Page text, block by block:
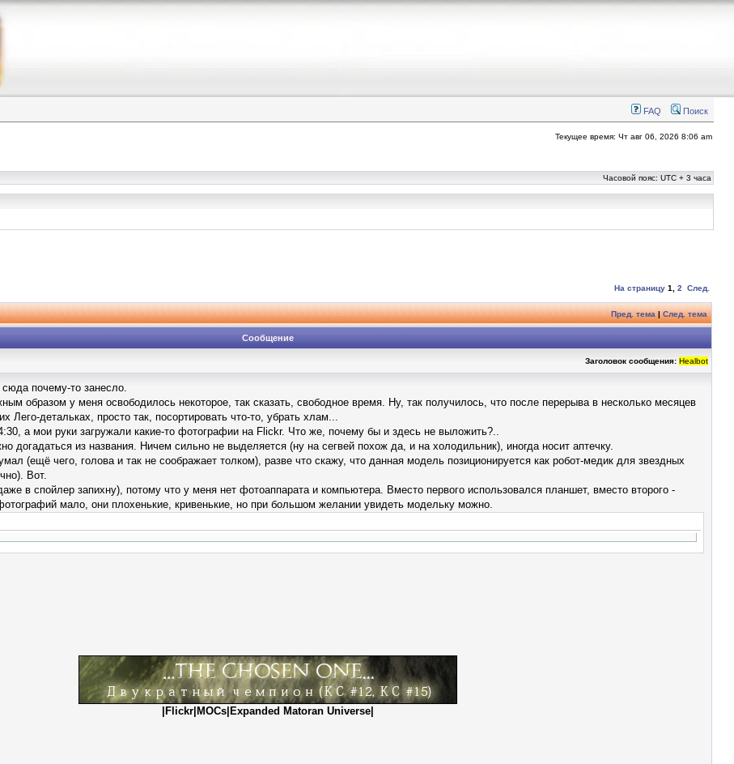
FAQ Поиск
Текущее время: Чт авг 06, 2026 8:06 am
Часовой пояс: UTC + 3 часа
На страницу 1 2 След.
Пред. тема|След. тема
Сообщение
Заголовок сообщения: Healbot
почему-то занесло.
образом у меня освободилось некоторое, так сказать, свободное время. Ну, так получилось, что после перерыва в несколько месяцев
Лего-детальках, просто так, посортировать что-то, убрать хлам...
а мои руки загружали какие-то фотографии на Flickr. Что же, почему бы и здесь не выложить?..
догадаться из названия. Ничем сильно не выделяется (ну на сегвей похож да, и на холодильник), иногда носит аптечку.
чего, голова и так не соображает толком), разве что скажу, что данная модель позиционируется как робот-медик для звездных
Вот.
в спойлер запихну), потому что у меня нет фотоаппарата и компьютера. Вместо первого использовался планшет, вместо второго -
мало, они плохенькие, кривенькие, но при большом желании увидеть модельку можно.
Flickr| MOCs| Expanded Matoran Universe|